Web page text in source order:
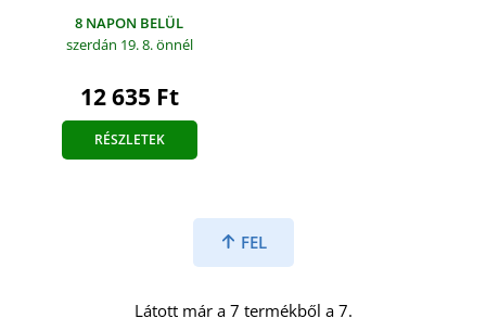
8 NAPON BELÜL
szerdán 19. 8.önnél
12 635 Ft
RÉSZLETEK
FEL
Látott már a 7 termékből a 7.